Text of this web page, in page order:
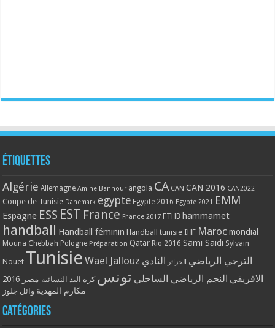
Étiquettes
Algérie Allemagne Amine Bannour angola CA CAN CAN 2016 CAN2022
Coupe de Tunisie Danemark egypte Egypte 2016 Egypte 2021 EMM
Espagne ESS EST France France 2017 FTHB hammamet
handball Handball féminin Handball tunisie IHF Maroc mondial
Mouna Chebbah Pologne Préparation Qatar Rio 2016 Sami Saidi Sylvain
Nouet Tunisie Wael Jallouz الترجي الرياضي الجزائر النادي
الافريقي النجم الرياضي الساحلي تونس كرة اليد النسائية مصر 2016
مكارم المهدية وائل جلوز
Catégories